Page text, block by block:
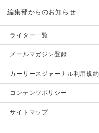
編集部からのお知らせ
ライター一覧
メールマガジン登録
カーリースジャーナル利用規約
コンテンツポリシー
サイトマップ